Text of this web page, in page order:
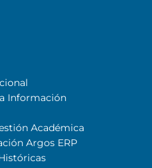
Información
Académica
Argos ERP